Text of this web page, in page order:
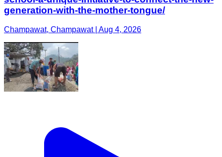
generation-with-the-mother-tongue/
Champawat, Champawat | Aug 4, 2026